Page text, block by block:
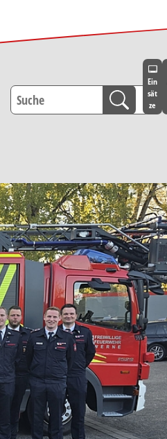
Ein
sät
ze